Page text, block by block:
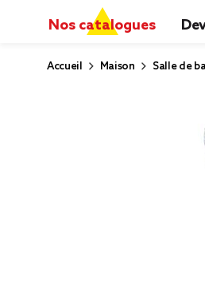
Nos catalogues
Accueil Maison Salle de